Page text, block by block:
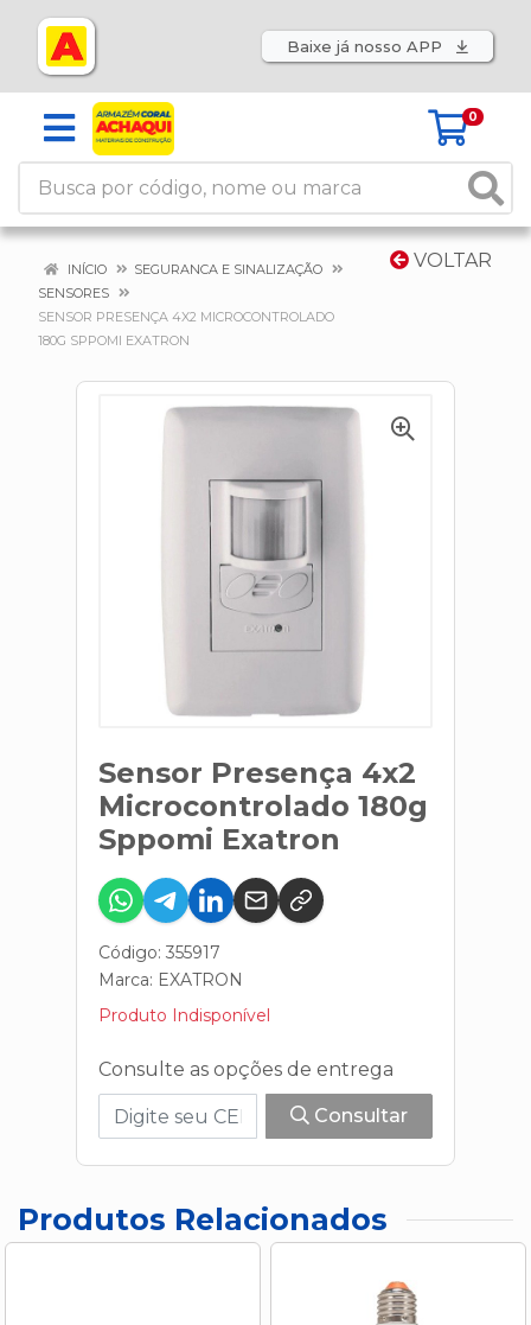
Baixe já nosso APP
0
VOLTAR
INÍCIO
SEGURANCA E SINALIZAÇÃO
SENSORES
SENSOR PRESENÇA 4X2 MICROCONTROLADO
180G SPPOMI EXATRON
Sensor Presença 4x2
Microcontrolado 180g
Sppomi Exatron
Código: 355917
Marca: EXATRON
Produto Indisponível
Consulte as opções de entrega
Consultar
Produtos Relacionados